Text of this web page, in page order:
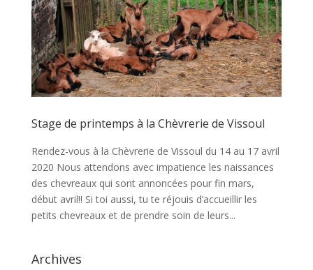
Stage de printemps à la Chèvrerie de Vissoul
Rendez-vous à la Chèvrerie de Vissoul du 14 au 17 avril
2020 Nous attendons avec impatience les naissances
des chevreaux qui sont annoncées pour fin mars,
début avril!! Si toi aussi, tu te réjouis d’accueillir les
petits chevreaux et de prendre soin de leurs...
Archives